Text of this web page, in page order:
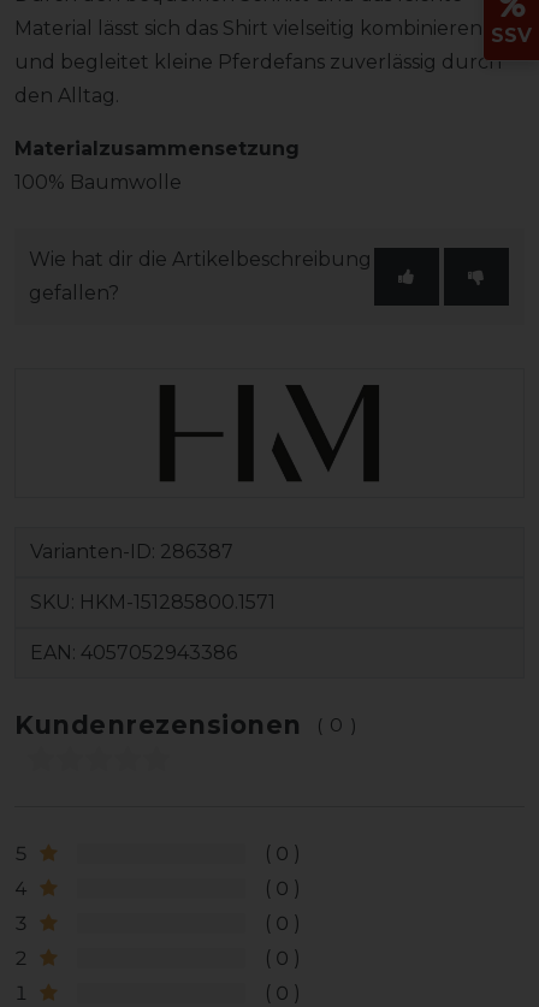
Material lässt sich das Shirt vielseitig kombinieren
und begleitet kleine Pferdefans zuverlässig durch
den Alltag.
Materialzusammensetzung
100% Baumwolle
Wie hat dir die Artikelbeschreibung
gefallen?
Varianten-ID: 286387
SKU: HKM-151285800.1571
EAN: 4057052943386
Kundenrezensionen (0)
5
0
4
0
3
0
2
0
1
0
SSV